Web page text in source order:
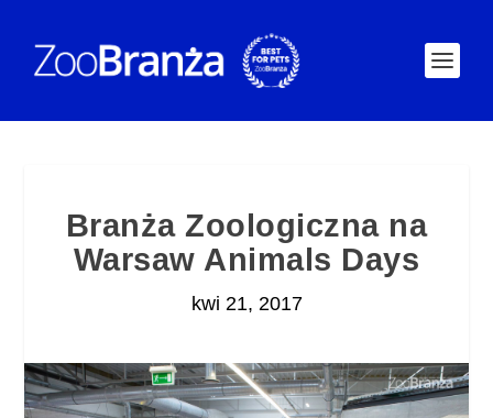
Branża Zoologiczna na
Warsaw Animals Days
kwi 21, 2017